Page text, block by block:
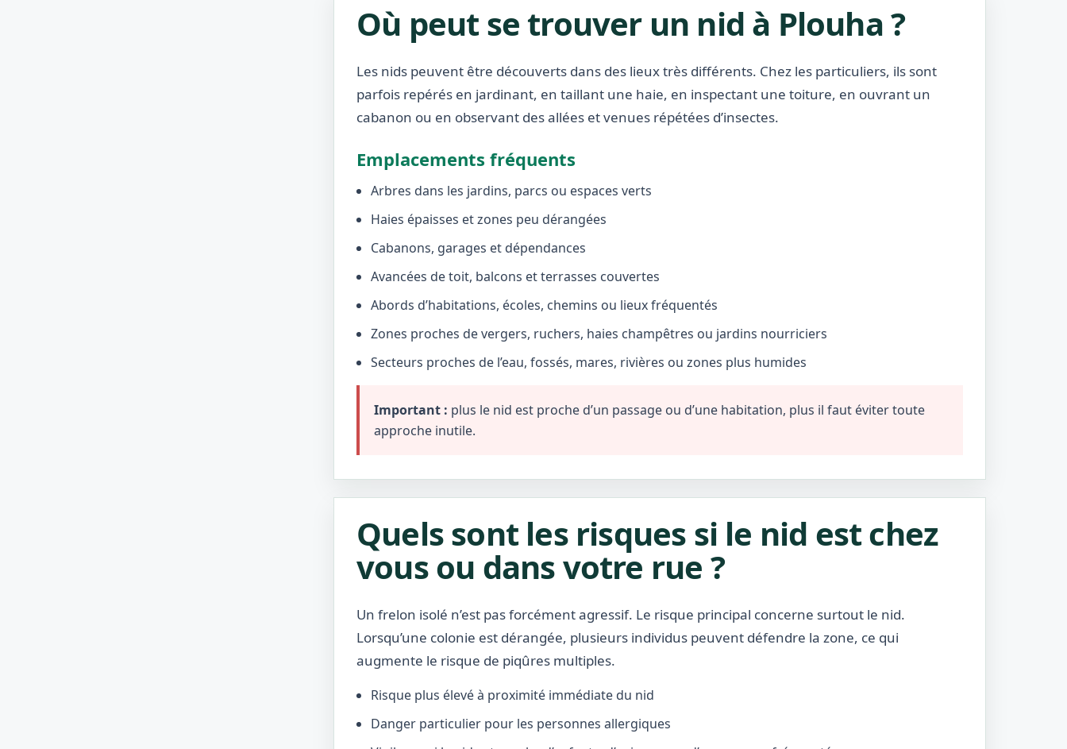
Où peut se trouver un nid à Plouha ?
Les nids peuvent être découverts dans des lieux très différents. Chez les particuliers, ils sont
parfois repérés en jardinant, en taillant une haie, en inspectant une toiture, en ouvrant un
cabanon ou en observant des allées et venues répétées d’insectes.
Emplacements fréquents
Arbres dans les jardins, parcs ou espaces verts
Haies épaisses et zones peu dérangées
Cabanons, garages et dépendances
Avancées de toit, balcons et terrasses couvertes
Abords d’habitations, écoles, chemins ou lieux fréquentés
Zones proches de vergers, ruchers, haies champêtres ou jardins nourriciers
Secteurs proches de l’eau, fossés, mares, rivières ou zones plus humides
Important : plus le nid est proche d’un passage ou d’une habitation, plus il faut éviter toute
approche inutile.
Quels sont les risques si le nid est chez
vous ou dans votre rue ?
Un frelon isolé n’est pas forcément agressif. Le risque principal concerne surtout le nid.
Lorsqu’une colonie est dérangée, plusieurs individus peuvent défendre la zone, ce qui
augmente le risque de piqûres multiples.
Risque plus élevé à proximité immédiate du nid
Danger particulier pour les personnes allergiques